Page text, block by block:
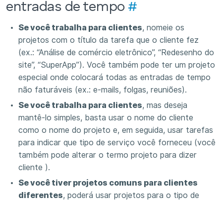
entradas de tempo #
Se você trabalha para clientes, nomeie os
projetos com o título da tarefa que o cliente fez
(ex.: “Análise de comércio eletrônico”, “Redesenho do
site”, “SuperApp”). Você também pode ter um projeto
especial onde colocará todas as entradas de tempo
não faturáveis ​​(ex.: e-mails, folgas, reuniões).
Se você trabalha para clientes, mas deseja
mantê-lo simples, basta usar o nome do cliente
como o nome do projeto e, em seguida, usar tarefas
para indicar que tipo de serviço você forneceu (você
também pode alterar o termo projeto para dizer
cliente ).
Se você tiver projetos comuns para clientes
diferentes, poderá usar projetos para o tipo de